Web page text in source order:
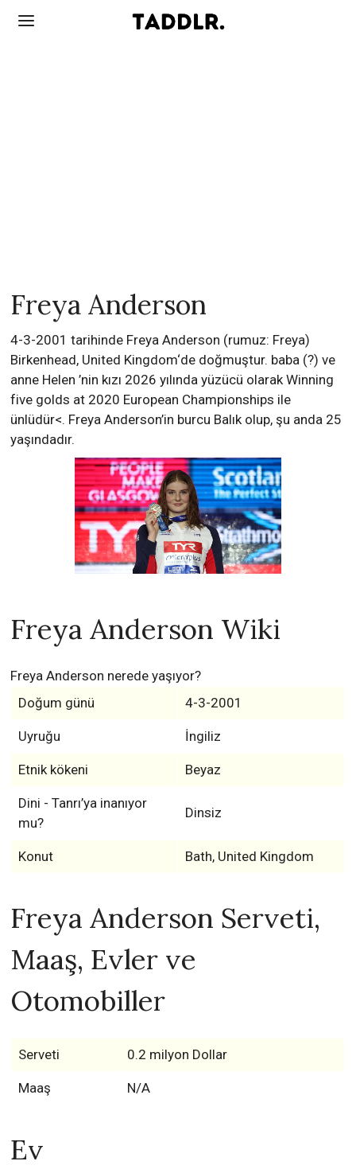
Freya Anderson
4-3-2001 tarihinde Freya Anderson (rumuz: Freya)
Birkenhead, United Kingdom‘de doğmuştur. baba (?) ve
anne Helen ’nin kızı 2026 yılında yüzücü olarak Winning
five golds at 2020 European Championships ile
ünlüdür<. Freya Anderson’in burcu Balık olup, şu anda 25
yaşındadır.
Freya Anderson Wiki
Freya Anderson nerede yaşıyor?
Doğum günü
4-3-2001
Uyruğu İngiliz
Etnik kökeni Beyaz
Dini - Tanrı’ya inanıyor
mu?
Dinsiz
Konut Bath, United Kingdom
Freya Anderson Serveti,
Maaş, Evler ve
Otomobiller
Serveti 0.2 milyon Dollar
Maaş N/A
Ev